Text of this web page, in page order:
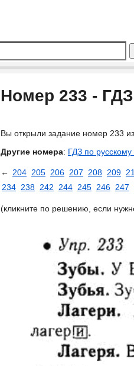
Номер 233 -
Вы открыли задание номер 233
Другие номера: ГДЗ по
← 204 205 206 207 208 209
234 238 242 244 245 246 247
(кликните по решению, если